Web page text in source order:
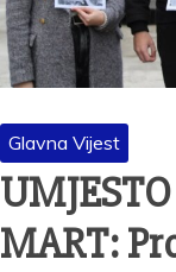
Glavna Vijest
MART: